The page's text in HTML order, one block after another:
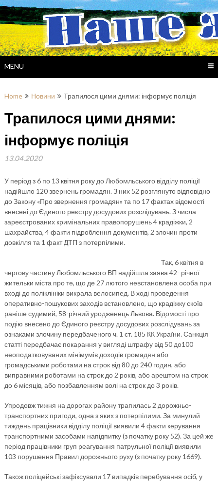
Skip
to
content
MENU
Home Новини Трапилося цими днями: інформує поліція
Трапилося цими днями:
інформує поліція
13.04.2020
У період з 6 по 13 квітня року до Любомльського відділу поліції
надійшло 120 звернень громадян. З них 52 розглянуто відповідно
до Закону «Про звернення громадян» та по 17 фактах відомості
внесені до Єдиного реєстру досудових розслідувань. З числа
зареєстрованих кримінальних правопорушень 4 крадіжки, 2
шахрайства, 4 факти підроблення документів, 2 злочин проти
довкілля та 1 факт ДТП з потерпілими.
Так, 6 квітня в
чергову частину Любомльського ВП надійшла заява 42- річної
жительки міста про те, що де 27 лютого невстановлена особа при
вході до поліклініки викрала велосипед. В ході проведення
оперативно-пошукових заходів встановлено, що крадіжку скоїв
раніше судимий, 58-річний уродженець Львова. Відомості про
подію внесено до Єдиного реєстру досудових розслідувань за
ознаками злочину передбаченого ч. 1 ст. 185 КК України. Санкція
статті передбачає покарання у вигляді штрафу від 50 до100
неоподатковуваних мінімумів доходів громадян або
громадськими роботами на строк від 80 до 240 годин, або
виправними роботами на строк до 2 років, або арештом на строк
до 6 місяців, або позбавленням волі на строк до 3 років.
Упродовж тижня на дорогах району трапилась 2 дорожньо-
транспортних пригоди, одна з яких з потерпілими. За минулий
тиждень працівники відділу поліції виявили 4 факти керування
транспортними засобами напідпитку (з початку року 52). За цей же
період працівники груп реагування патрульної поліції виявили
103 порушення Правил дорожнього руху (з початку року 1669).
Також поліцейські зафіксували 17 випадків перебування осіб, у